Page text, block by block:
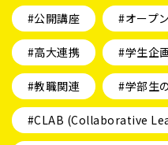
#公開講座 #オープ
#高大連携 #学生企
#教職関連 #学部生
#CLAB (Collaborative